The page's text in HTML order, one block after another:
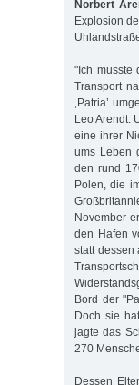
Norbert
Explosion
"Ich musste
Transport
‚Patria’
Leo Arendt.
eine ihrer
ums Leben
den rund
Polen, die
November
den Hafen
statt dessen
Bord der
Doch sie
jagte das
270
Dessen